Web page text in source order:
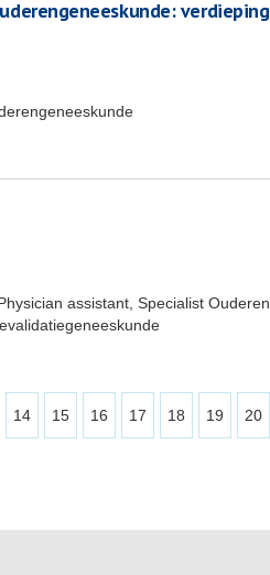
assistant, Specialist
14 15 16 17 18 19 20